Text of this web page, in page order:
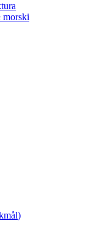
morski
)